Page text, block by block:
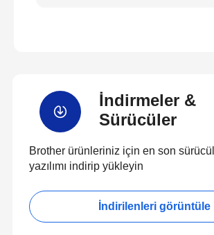
İndirmeler &
Sürücüler
Brother ürünleriniz için en son
yazılımı indirip yükleyin
İndirilenleri görüntüle